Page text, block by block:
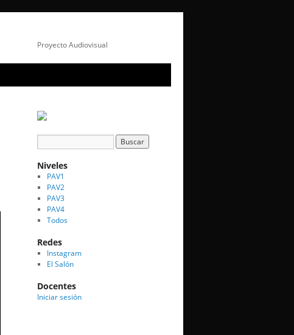
Proyecto Audiovisual
Niveles
PAV1
PAV2
PAV3
PAV4
Todos
Redes
Instagram
El Salón
Docentes
Iniciar sesión